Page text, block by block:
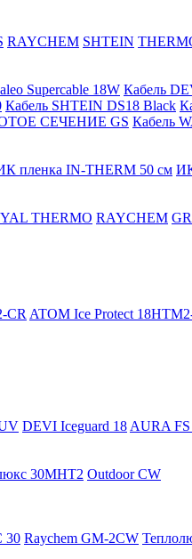
RAYCHEM SHTEIN
Supercable 18W Кабель
Кабель SHTEIN DS18 Black
СЕЧЕНИЕ GS Кабель
пленка IN-THERM 50 см
THERMO RAYCHEM
CR ATOM Ice Protect
DEVI Iceguard 18 AURA FS
30МНТ2 Outdoor CW
30 Raychem GM-2CW